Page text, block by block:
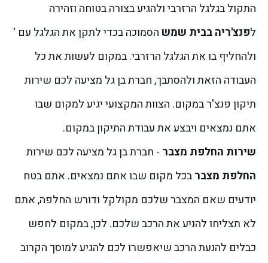
התקול בגלגל הרזרבי ולהגיע בצורה בטוחה וזהירה
לפנצ'ריה בבית שמש הסמוכה בכדי לתקן את הגלגל עם '
ולהחליף בו את הגלגל הרזרבי. במקום לעשות את כל
העבודה הזאת ולהסתבך, חברת בן גל מציעה לכם שירות
תיקון פנצ'ר במקום. הצוות המקצועי יגיע למקום שבו
אתם נמצאים ויבצע את עבודת התיקון במקום.
שירות החלפת מצבר - חברת בן גל מציעה לכם שירות
החלפת מצברבכל מקום שבו אתם נמצאים. אתם בטח
יודעים שאם המצבר שלכם מקולקל ודורש החלפה, אתם
לא תצליחו להניע את הרכב שלכם. לכן, במקום לחפש
כבלים להנעת הרכב שיאפשרו לכם להגיע למוסך הקרוב